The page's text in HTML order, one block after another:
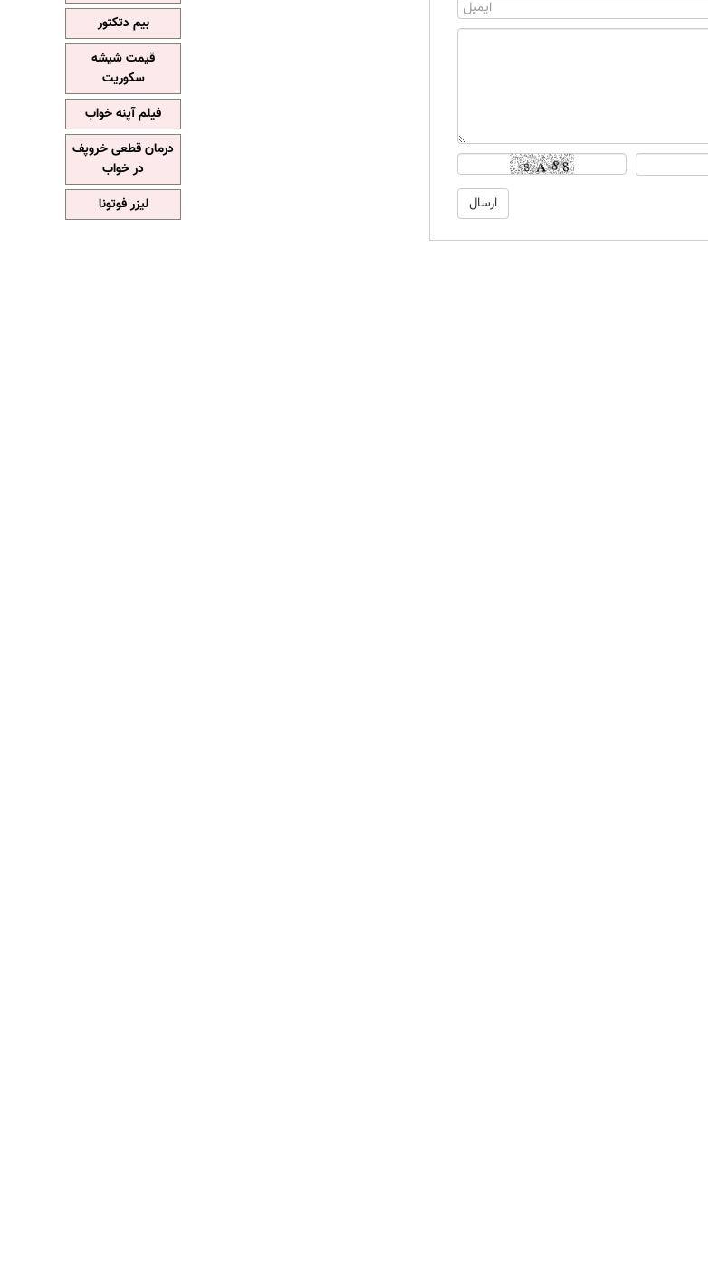
بیم دتکتور
قیمت شیشه
سکوریت
فیلم آپنه خواب
درمان قطعی خروپف
در خواب
لیزر فوتونا